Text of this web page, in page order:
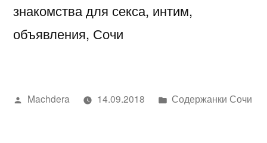
знакомства для секса, интим,
объявления, Сочи
Написано
Machdera 14.09.2018
Написано
Содержанки Сочи